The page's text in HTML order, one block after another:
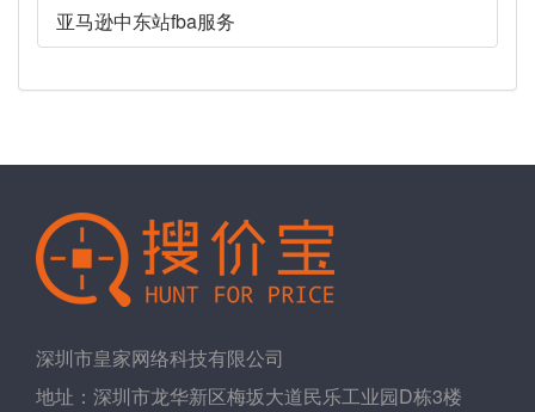
亚马逊中东站fba服务
深圳市皇家网络科技有限公司
地址：深圳市龙华新区梅坂大道民乐工业园D栋3楼